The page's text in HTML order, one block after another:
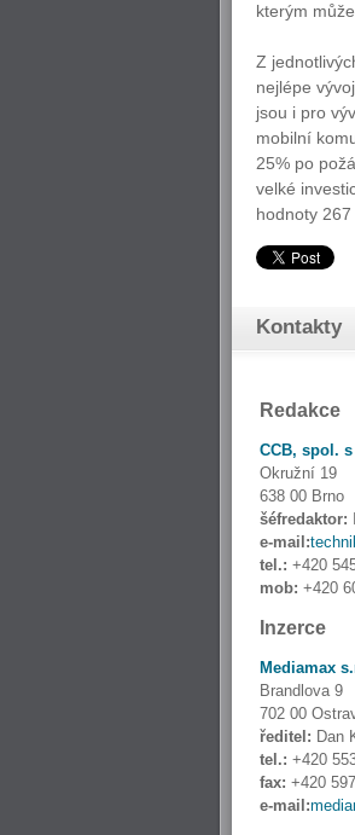
kterým
Z
nejlépe
jsou i pro
mobilní
25% po
velké
hodnoty
Kontakty
Redakce
CCB, spol.
Okružní 19
638 00 Brno
šéfredaktor:
e-mail:
tel.: +420
mob: +420
Inzerce
Mediamax
Brandlova 9
702 00
ředitel: Dan
tel.: +420
fax: +420
e-mail: